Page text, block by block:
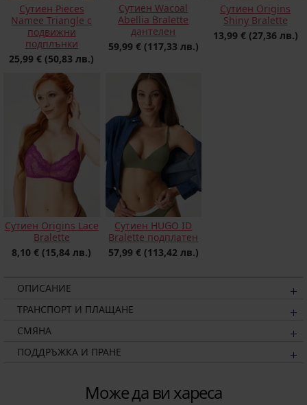
Сутиен Pieces
Namee Triangle с
подвижни
подплънки
25,99 € (50,83 лв.)
Сутиен Wacoal
Abellia Bralette
дантелен
59,99 € (117,33 лв.)
Сутиен Origins
Shiny Bralette
13,99 € (27,36 лв.)
Сутиен Origins Lace
Bralette
8,10 € (15,84 лв.)
Сутиен HUGO ID
Bralette подплатен
57,99 € (113,42 лв.)
ОПИСАНИЕ
ТРАНСПОРТ И ПЛАЩАНЕ
СМЯНА
ПОДДРЪЖКА И ПРАНЕ
Може да ви хареса